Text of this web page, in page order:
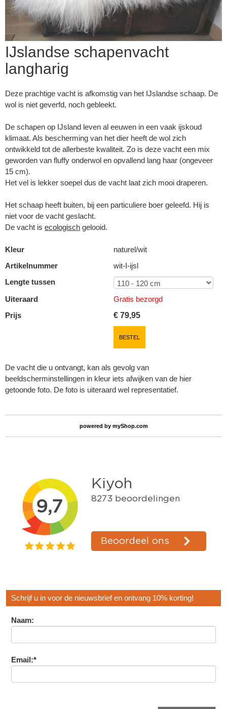
IJslandse schapenvacht
langharig
Deze prachtige vacht is afkomstig van het IJslandse schaap. De
wol is niet geverfd, noch gebleekt.
De schapen op IJsland leven al eeuwen in een vaak ijskoud
klimaat. Als bescherming van het dier heeft de wol zich
ontwikkeld tot de allerbeste kwaliteit. Zo is deze vacht een mix
geworden van fluffy onderwol en opvallend lang haar (ongeveer
15 cm).
Het vel is lekker soepel dus de vacht laat zich mooi draperen.
Het schaap heeft buiten, bij een particuliere boer geleefd. Hij is
niet voor de vacht geslacht.
De vacht is ecologisch gelooid.
Kleur
naturel/wit
Artikelnummer
wit-I-ijsl
Lengte tussen
Uiteraard
Gratis bezorgd
Prijs
€ 79,95
BESTEL
De vacht die u ontvangt, kan als gevolg van
beeldscherminstellingen in kleur iets afwijken van de hier
getoonde foto. De foto is uiteraard wel representatief.
powered by myShop.com
Schrijf u in voor de nieuwsbrief en ontvang 10% korting!
Naam:
Email:*